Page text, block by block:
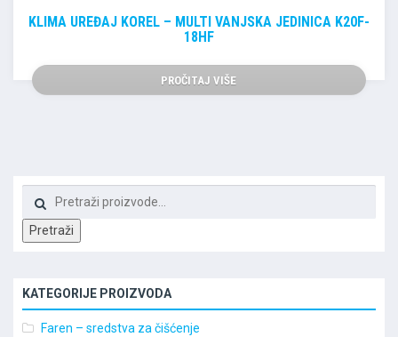
KLIMA UREĐAJ KOREL – MULTI VANJSKA JEDINICA K20F-
18HF
PROČITAJ VIŠE
Pretraži
KATEGORIJE PROIZVODA
Faren – sredstva za čišćenje